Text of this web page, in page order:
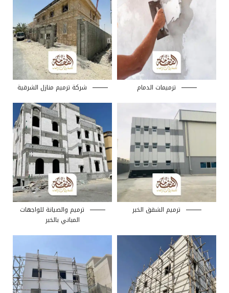
ترميمات الدمام شركة ترميم منازل الشرقية
ترميم الشقق الخبر
ترميم والصيانة للواجهات
المباني بالخبر